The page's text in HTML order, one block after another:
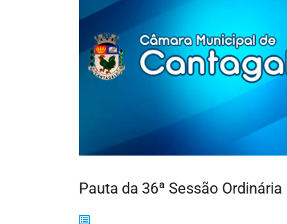
Pauta da 36ª Sessão Ordinária